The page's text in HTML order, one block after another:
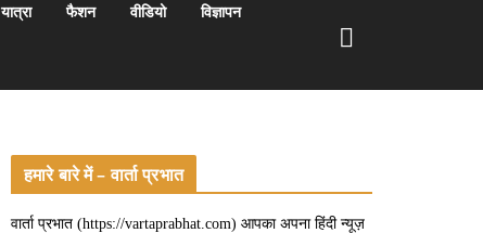
यात्रा फैशन वीडियो विज्ञापन
हमारे बारे में – वार्ता प्रभात
वार्ता प्रभात (https://vartaprabhat.com) आपका अपना हिंदी न्यूज़